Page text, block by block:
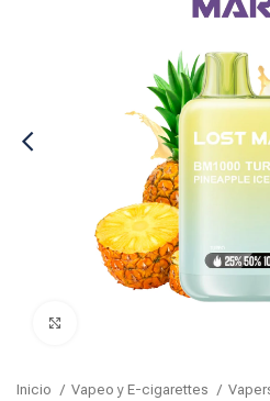
Inicio Vapeo y E-cigarettes